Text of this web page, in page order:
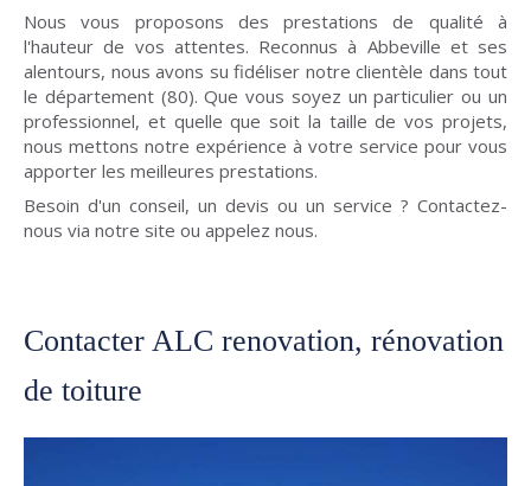
Nous vous proposons des prestations de qualité à
l'hauteur de vos attentes. Reconnus à Abbeville et ses
alentours, nous avons su fidéliser notre clientèle dans tout
le département (80). Que vous soyez un particulier ou un
professionnel, et quelle que soit la taille de vos projets,
nous mettons notre expérience à votre service pour vous
apporter les meilleures prestations.
Besoin d'un conseil, un devis ou un service ? Contactez-
nous via notre site ou appelez nous.
Contacter ALC renovation, rénovation
de toiture